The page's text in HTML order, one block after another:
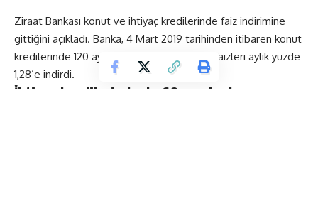
Ziraat Bankası konut ve ihtiyaç kredilerinde faiz indirimine
gittiğini açıkladı. Banka, 4 Mart 2019 tarihinden itibaren konut
kredilerinde 120 aya kadar tüm vadelerde faizleri aylık yüzde
1,28’e indirdi.
İhtiyaç kredilerinde de 60 aya kadar